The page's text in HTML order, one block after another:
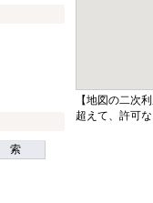
索
【地図の二次
超えて、許可